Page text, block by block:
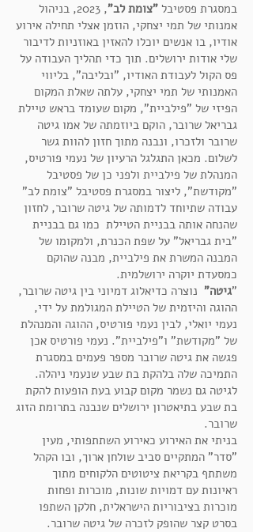
במסגרת פסטיבל "צומת לב"
, 2023, בניהול
אמנותי של תמי יצחקי, הוזמן אצלי תחילה אירוע
אודיו, בו אנשים יוכלו להאזין באוזניות לדיבור
שלי אודות ירושלים. תוך כדי תהליך העבודה על
פס הקול לעבודת האודיו, "ובליבה", בליווי
האמנותי של תמי יצחקי, עלתה שאלת המקום
הפיזי של "פילביית", מקום שעומד בראש טיילת
גבריאל שרובר, הוקם ביוזמתה של אמו גיטה
שרובר ולזכרו, ונבנה מתוך חזון להוות גשר
לשלום. מכאן התגלגל הרעיון של נעמי פורטיס,
המנהלת של פילביית ולפני כן של פסטיבל
"מקודשת", ליצור במסגרת פסטיבל "צומת לב"
עבודה שתיוחד לדמותה של גיטה שרובר, לחזון
שהנחה אותה בבניית הטיילת כמו גם בבניית
"בית גבריאל" על שפת הכנרת, ולמקומו של
המבנה המשרת את פילביית, מבנה שהוקם
כמסעדת יוקרה ירושלמית.
"גיטה" נוצרה כדיאלוג דמיוני בין גיטה שרובר,
ההוגה והיזמית של הטיילת המגולמת על ידי,
נעמי יואלי, לבין נעמי פורטיס, ההוגה והמנהלת
של "מקודשת" ו"פילביית". נעמי פורטיס אכן
פגשה את גיטה שרובר מספר פעמים במסגרת
התמיכה שלה בלהקת בת שבע שנעמי ניהלה.
לגיטה גם נשמר מקום קבוע בעת הופעות להקת
בת שבע בתיאטרון ירושלים שנבנה בתרומת הזוג
שרובר.
בניתי את האירוע כאירוע השתתפותי, מעין
"סדר" המתקיים סביב שולחן ארוך, ובו הקהל
משתתף בקריאת ציטוטים הלקוחים מתוך
ראיונות עם דמויות שונות, מוכרות ופחות
מוכרות בציבוריות הישראלית, חלקן השתפו
בסרט קצר שהופק לזכרה של גיטה שרובר.